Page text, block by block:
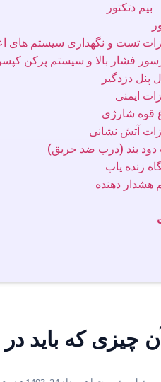
بیم دتکتور
تست و نگهداری سیستم های
فشار بالا و سیستم پرکن
پنل دزدگیر
ایمنی
قوه شارژی
آتش نشانی
بند (درب ضد حریق)
زنده یاب
هشدار دهنده
چیزی که باید